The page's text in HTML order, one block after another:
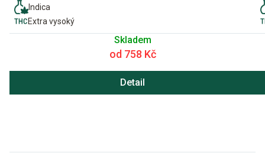
Indica
Extra vysoký
Skladem
od 758 Kč
Detail